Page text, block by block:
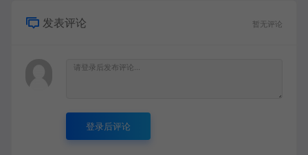
发表评论 暂无评论
登录后评论